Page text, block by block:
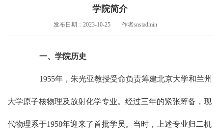
学院简介
发布日期： 2023-10-25 作者snstadmin
一、学院历史
1955年，朱光亚教授受命负责筹建北京大学和兰州
大学原子核物理及放射化学专业。经过三年的紧张筹备，现
代物理系于1958年迎来了首批学员。当时，上述专业归二机